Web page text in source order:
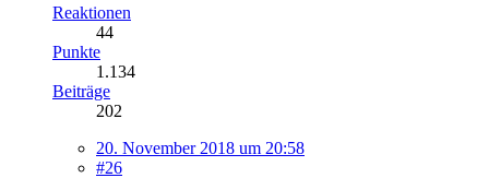
Reaktionen
44
Punkte
1.134
Beiträge
202
20. November 2018 um 20:58
#26